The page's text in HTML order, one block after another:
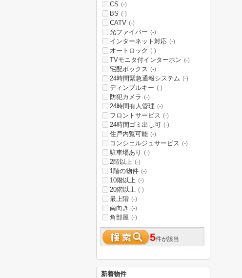
CS (-)
BS (-)
CATV (-)
光ファイバー (-)
インターネット対応 (-)
オートロック (-)
TVモニタ付インターホン (-)
宅配ボックス (-)
24時間緊急通報システム (-)
ディンプルキー (-)
防犯カメラ (-)
24時間有人管理 (-)
フロントサービス (-)
24時間ゴミ出し可 (-)
住戸内覧可能 (-)
コンシェルジュサービス (-)
駐車場あり (-)
2階以上 (-)
1階の物件 (-)
10階以上 (-)
20階以上 (-)
最上階 (-)
南向き (-)
角部屋 (-)
5件が該当
新着物件